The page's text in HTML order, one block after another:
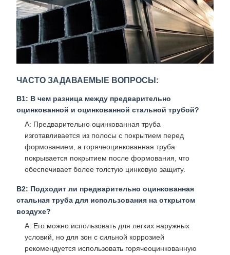
ЧАСТО ЗАДАВАЕМЫЕ ВОПРОСЫ:
В1: В чем разница между предварительно
оцинкованной и оцинкованной стальной трубой?
A: Предварительно оцинкованная труба
изготавливается из полосы с покрытием перед
формованием, а горячеоцинкованная труба
покрывается покрытием после формования, что
обеспечивает более толстую цинковую защиту.
В2: Подходит ли предварительно оцинкованная
стальная труба для использования на открытом
воздухе?
A: Его можно использовать для легких наружных
условий, но для зон с сильной коррозией
рекомендуется использовать горячеоцинкованную